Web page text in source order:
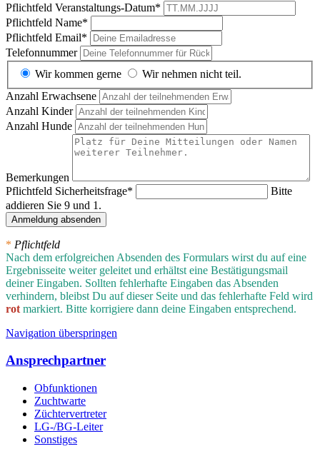
Pflichtfeld Veranstaltungs-Datum*
Pflichtfeld Name*
Pflichtfeld Email*
Telefonnummer
Wir kommen gerne
Wir nehmen nicht teil.
Anzahl Erwachsene
Anzahl Kinder
Anzahl Hunde
Bemerkungen
Pflichtfeld Sicherheitsfrage*
Bitte
addieren Sie 9 und 1.
Anmeldung absenden
* Pflichtfeld
Nach dem erfolgreichen Absenden des Formulars wirst du auf eine
Ergebnisseite weiter geleitet und erhältst eine Bestätigungsmail
deiner Eingaben. Sollten fehlerhafte Eingaben das Absenden
verhindern, bleibst Du auf dieser Seite und das fehlerhafte Feld wird
rot markiert. Bitte korrigiere dann deine Eingaben entsprechend.
Navigation überspringen
Ansprechpartner
Obfunktionen
Zuchtwarte
Züchtervertreter
LG-/BG-Leiter
Sonstiges